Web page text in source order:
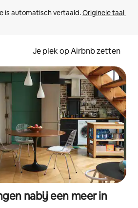
is automatisch vertaald. Originele taal
Je plek op Airbnb zetten
nabij een meer in